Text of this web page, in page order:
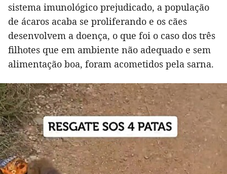
sistema imunológico prejudicado, a população
de ácaros acaba se proliferando e os cães
desenvolvem a doença, o que foi o caso dos três
filhotes que em ambiente não adequado e sem
alimentação boa, foram acometidos pela sarna.